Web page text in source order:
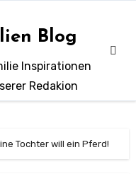
Blog
Inspirationen
Redakion
Tochter will ein Pferd!